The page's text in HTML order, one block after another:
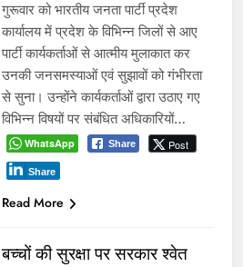
गुरूवार को भारतीय जनता पार्टी प्रदेश
कार्यालय में प्रदेश के विभिन्न जिलों से आए
पार्टी कार्यकर्ताओं से आत्मीय मुलाकात कर
उनकी जनसमस्याओं एवं सुझावों को गंभीरता
से सुना। उन्होंने कार्यकर्ताओं द्वारा उठाए गए
विभिन्न विषयों पर संबंधित अधिकारियों…
WhatsApp Share Post
Share
Read More
बच्चों की सुरक्षा पर सरकार श्वेत